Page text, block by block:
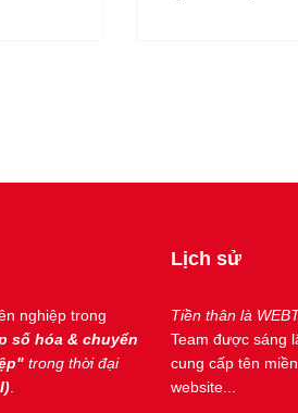
nghiệp trong
số hóa & chuyển
trong thời đại
.
Lịch sử
Tiền thân là
Team được sáng
cung cấp tên
website...